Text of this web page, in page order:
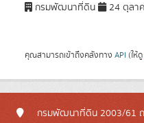
กรมพัฒนาที่ดิน 24 ตุลา
คุณสามารถเข้าถึงคลังทาง API (ให้ดู
กรมพัฒนาที่ดิน 2003/61 ถ